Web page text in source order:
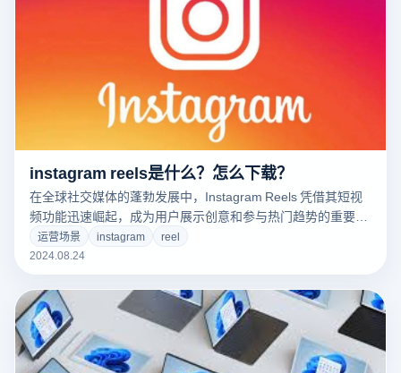
instagram reels是什么？怎么下载？
在全球社交媒体的蓬勃发展中，Instagram Reels 凭借其短视
频功能迅速崛起，成为用户展示创意和参与热门趋势的重要平
台。Instagram Reels 允许用户制作和分享最长 60 秒的短视
频，这些视频可以结合音乐、特效和文本，旨在提供一个展示
来，Reels 已成为用户在平台上展示短视频内容、参与挑战和
流行趋势的关键方式。
运营场景 instagram
reel
2024.08.24